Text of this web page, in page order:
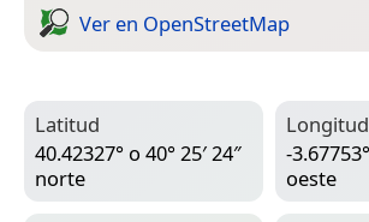
Ver en Open­Street­Map
Latitud
40.42327° o 40° 25′ 24″
norte
Longitud
-
oeste